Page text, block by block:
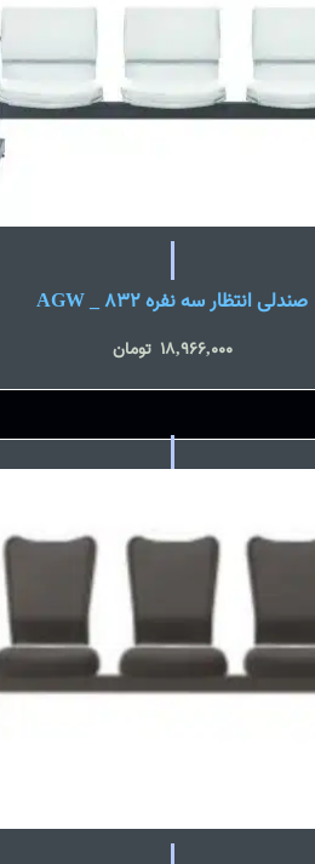
صندلی انتظار سه نفره AGW _ 832
18,966,000 تومان